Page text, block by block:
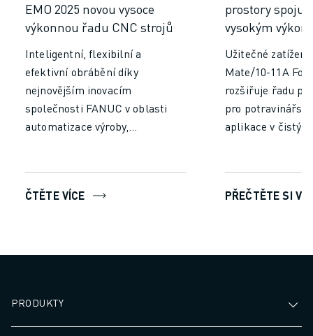
ŠKOLENÍ A VZDĚLÁVÁNÍ
AKADEMIE FANUC
ŘEŠENÍ PRO VZDĚLÁVÁNÍ
WORLDSKILLS & YOUNG TALENTS
VZDĚLÁVACÍ AKCE
NOVINKY A UDÁLOSTI
NOVINKY A UDÁLOSTI
VZDĚLÁVACÍ AKCE
O SPOLEČNOSTI FANUC
EMO 2025 novou vysoce
výkonnou řadu CNC strojů
Inteligentní, flexibilní a
efektivní obrábění díky
nejnovějším inovacím
společnosti FANUC v oblasti
automatizace výroby,
ČTĚTE VÍCE
prostory
vysokým
Užitečné zatížení
Mate/10-11A
rozšiřuje řadu
pro
aplikace v
PŘEČTĚTE SI
PRODUKTY